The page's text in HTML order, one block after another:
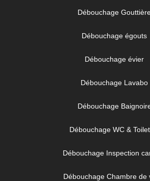
Débouchage
Débouchage égouts
Débouchage évier
Débouchage Lavabo
Débouchage
Débouchage WC &
Débouchage Inspection
Débouchage Chambre de